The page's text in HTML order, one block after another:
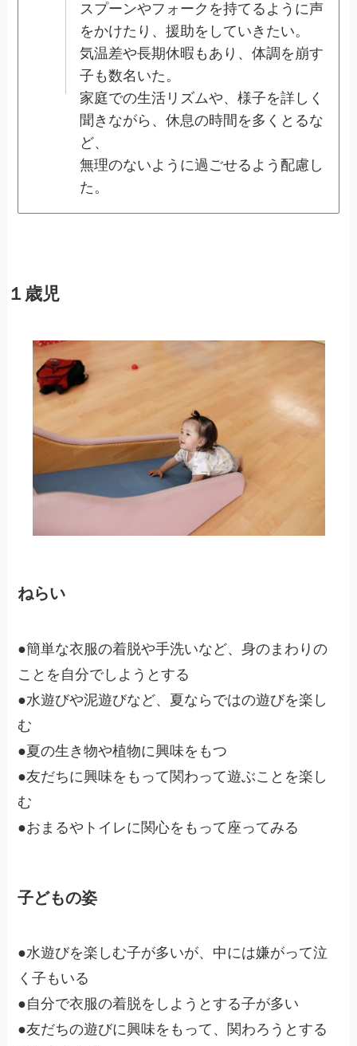
スプーンやフォークを持てるように声
をかけたり、援助をしていきたい。
気温差や長期休暇もあり、体調を崩す
子も数名いた。
家庭での生活リズムや、様子を詳しく
聞きながら、休息の時間を多くとるな
ど、
無理のないように過ごせるよう配慮し
た。
１歳児
ねらい
●簡単な衣服の着脱や手洗いなど、身のまわりの
ことを自分でしようとする
●水遊びや泥遊びなど、夏ならではの遊びを楽し
む
●夏の生き物や植物に興味をもつ
●友だちに興味をもって関わって遊ぶことを楽し
む
●おまるやトイレに関心をもって座ってみる
子どもの姿
●水遊びを楽しむ子が多いが、中には嫌がって泣
く子もいる
●自分で衣服の着脱をしようとする子が多い
●友だちの遊びに興味をもって、関わろうとする